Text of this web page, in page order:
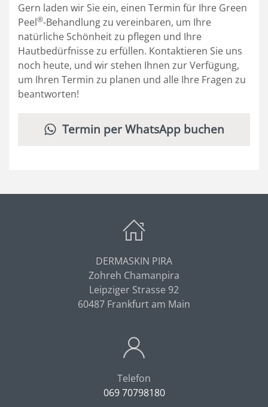
Gern laden wir Sie ein, einen Termin für Ihre Green
Peel®-Behandlung zu vereinbaren, um Ihre
natürliche Schönheit zu pflegen und Ihre
Hautbedürfnisse zu erfüllen. Kontaktieren Sie uns
noch heute, und wir stehen Ihnen zur Verfügung,
um Ihren Termin zu planen und alle Ihre Fragen zu
beantworten!
Termin per WhatsApp buchen
DERMASKIN PIRA
Zohreh Chamanpira
Leipziger Strasse 92
60487 Frankfurt am Main
Telefon
069 70798180